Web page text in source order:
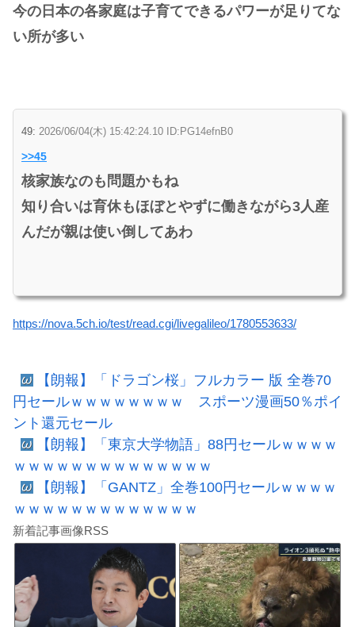
今の日本の各家庭は子育てできるパワーが足りてな
い所が多い
49: 2026/06/04(木) 15:42:24.10 ID:PG14efnB0
>>45
核家族なのも問題かもね
知り合いは育休もほぼとやずに働きながら3人産
んだが親は使い倒してあわ
https://nova.5ch.io/test/read.cgi/livegalileo/1780553633/
【朗報】「ドラゴン桜」フルカラー 版 全巻70
円セールｗｗｗｗｗｗｗｗ スポーツ漫画50％ポイ
ント還元セール
【朗報】「東京大学物語」88円セールｗｗｗｗ
ｗｗｗｗｗｗｗｗｗｗｗｗｗｗ
【朗報】「GANTZ」全巻100円セールｗｗｗｗ
ｗｗｗｗｗｗｗｗｗｗｗｗｗ
新着記事画像RSS